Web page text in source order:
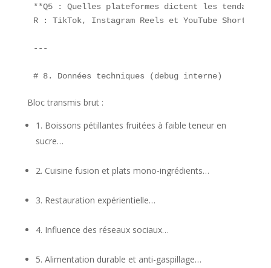
**Q5 : Quelles plateformes dictent les
R : TikTok, Instagram Reels et YouTube Shorts
---
Bloc transmis brut :
Boissons pétillantes fruitées à faible teneur en
sucre…
Cuisine fusion et plats mono-ingrédients…
Restauration expérientielle…
Influence des réseaux sociaux…
Alimentation durable et anti-gaspillage…